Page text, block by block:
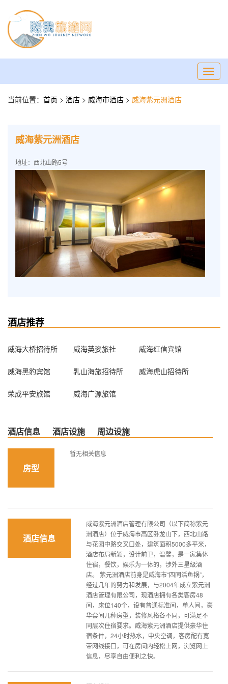
当前位置： 首页 > 酒店 > 威海市酒店 > 威海紫元洲酒店
威海紫元洲酒店
地址：西北山路5号
酒店推荐
威海大桥招待所 威海英姿旅社 威海红信宾馆
威海黑豹宾馆 乳山海旅招待所 威海虎山招待所
荣成平安旅馆 威海广源旅馆
酒店信息 酒店设施 周边设施
房型
暂无相关信息
酒店信息
威海紫元洲酒店管理有限公司（以下简称紫元
洲酒店）位于威海市高区卧龙山下，西北山路
与花园中路交叉口处，建筑面积5000多平米，
酒店布局新颖，设计前卫，温馨，是一家集体
住宿，餐饮，娱乐为一体的，涉外三星级酒
店。 紫元洲酒店前身是威海市“四同活鱼锅”，
经过几年的努力和发展，与2004年成立紫元洲
酒店管理有限公司，现酒店拥有各类客房48
间，床位140个，设有普通标准间，单人间，豪
华套间几种房型，装修风格各不同，可满足不
同层次住宿要求。威海紫元洲酒店提供豪华住
宿条件，24小时热水，中央空调，客房配有宽
带网线接口，可在房间内轻松上网，浏览网上
信息，尽享自由便利之快。